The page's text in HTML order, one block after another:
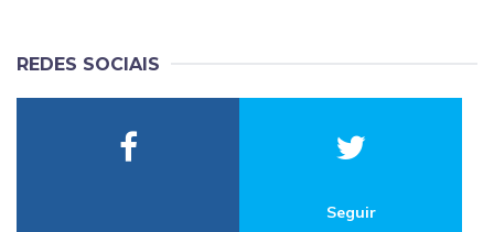
REDES SOCIAIS
Seguir